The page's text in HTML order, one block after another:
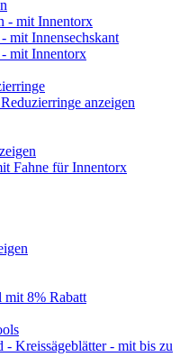
- mit Innentorx
mit Innensechskant
mit Innentorx
anzeigen
Fahne für Innentorx
mit 8% Rabatt
Kreissägeblätter - mit bis zu